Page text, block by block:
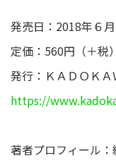
発売日：2018年６月
定価：560円（＋税）
発行：ＫＡＤＯＫ
https://
著者プロフィール：